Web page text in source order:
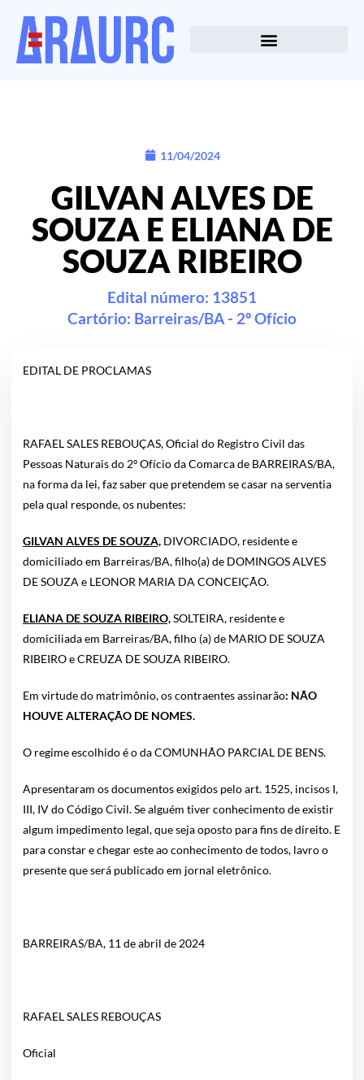
11/04/2024
GILVAN ALVES DE
SOUZA E ELIANA DE
SOUZA RIBEIRO
Edital número: 13851
Cartório: Barreiras/BA - 2º Ofício
EDITAL DE PROCLAMAS
RAFAEL SALES REBOUÇAS, Oficial do Registro Civil das
Pessoas Naturais do 2º Ofício da Comarca de BARREIRAS/BA,
na forma da lei, faz saber que pretendem se casar na serventia
pela qual responde, os nubentes:
GILVAN ALVES DE SOUZA, DIVORCIADO, residente e
domiciliado em Barreiras/BA, filho(a) de DOMINGOS ALVES
DE SOUZA e LEONOR MARIA DA CONCEIÇÃO.
ELIANA DE SOUZA RIBEIRO,SOLTEIRA, residente e
domiciliada em Barreiras/BA, filho (a) de MARIO DE SOUZA
RIBEIRO e CREUZA DE SOUZA RIBEIRO.
Em virtude do matrimônio, os contraentes assinarão: NÃO
HOUVE ALTERAÇÃO DE NOMES.
O regime escolhido é o da COMUNHÃO PARCIAL DE BENS.
Apresentaram os documentos exigidos pelo art. 1525, incisos I,
III, IV do Código Civil. Se alguém tiver conhecimento de existir
algum impedimento legal, que seja oposto para fins de direito. E
para constar e chegar este ao conhecimento de todos, lavro o
presente que será publicado em jornal eletrônico.
BARREIRAS/BA, 11 de abril de 2024
RAFAEL SALES REBOUÇAS
Oficial